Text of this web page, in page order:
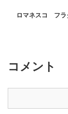
ロマネスコ フラ
コメント